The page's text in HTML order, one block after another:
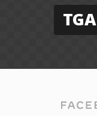
TGA